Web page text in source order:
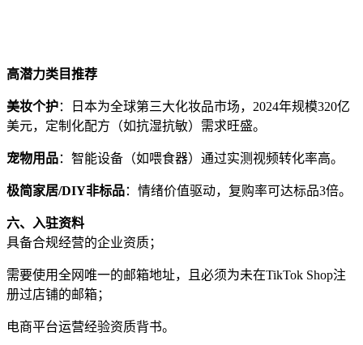
高潜力类目推荐
美妆个护：日本为全球第三大化妆品市场，2024年规模320亿
美元，定制化配方（如抗湿抗敏）需求旺盛。
宠物用品：智能设备（如喂食器）通过实测视频转化率高。
极简家居/DIY非标品：情绪价值驱动，复购率可达标品3倍。
六、入驻资料
具备合规经营的企业资质；
需要使用全网唯一的邮箱地址，且必须为未在TikTok Shop注
册过店铺的邮箱；
电商平台运营经验资质背书。